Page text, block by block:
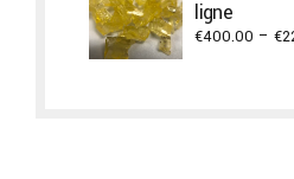
ligne
€400.00 – €